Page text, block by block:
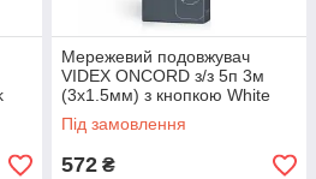
Мережевий подовжувач
VIDEX ONCORD з/з 5п 3м
(3x1.5мм) з кнопкою White
Під замовлення
572 ₴